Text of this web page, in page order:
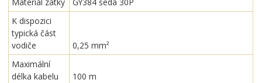
K dispozici
typická část
vodiče
0,25 mm²
Maximální
délka kabelu
100 m